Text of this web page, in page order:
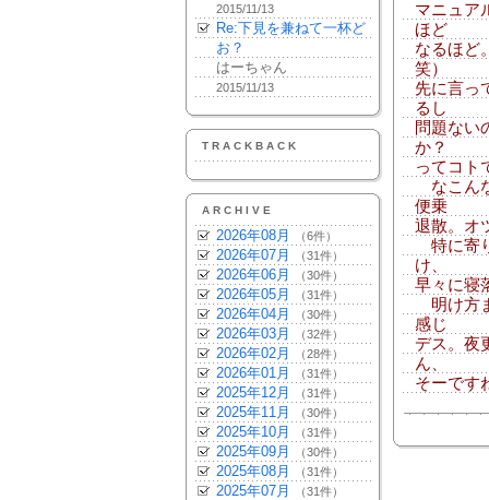
2015/11/13
Re:下見を兼ねて一杯ど
お？
はーちゃん
2015/11/13
TRACKBACK
ARCHIVE
2026年08月 （6件）
2026年07月 （31件）
2026年06月 （30件）
2026年05月 （31件）
2026年04月 （30件）
2026年03月 （32件）
2026年02月 （28件）
2026年01月 （31件）
2025年12月 （31件）
2025年11月 （30件）
2025年10月 （31件）
2025年09月 （30件）
2025年08月 （31件）
2025年07月 （31件）
マニュア
ほど
なるほど
笑）
先に言っ
るし
問題ない
か？
ってコト
なこん
便乗
退散。オ
特に寄
け、
早々に寝
明け方
感じ
デス。夜
ん、
そーです